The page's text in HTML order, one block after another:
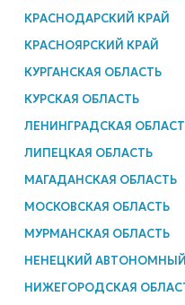
КРАСНОДАРСКИЙ КРАЙ
КРАСНОЯРСКИЙ КРАЙ
КУРГАНСКАЯ ОБЛАСТЬ
КУРСКАЯ ОБЛАСТЬ
ЛЕНИНГРАДСКАЯ
ЛИПЕЦКАЯ ОБЛАСТЬ
МАГАДАНСКАЯ ОБЛАСТЬ
МОСКОВСКАЯ ОБЛАСТЬ
МУРМАНСКАЯ ОБЛАСТЬ
НЕНЕЦКИЙ АВТОНОМНЫЙ
НИЖЕГОРОДСКАЯ